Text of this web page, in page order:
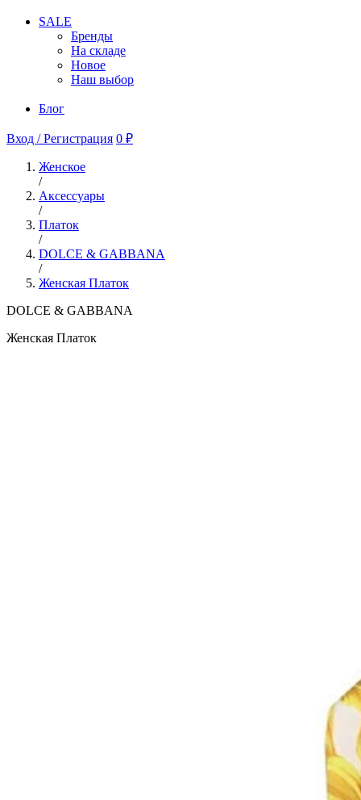
SALE
Бренды
На складе
Новое
Наш выбор
Блог
Вход / Регистрация 0 ₽
Женское
/
Аксессуары
/
Платок
/
DOLCE & GABBANA
/
Женская Платок
DOLCE & GABBANA
Женская Платок